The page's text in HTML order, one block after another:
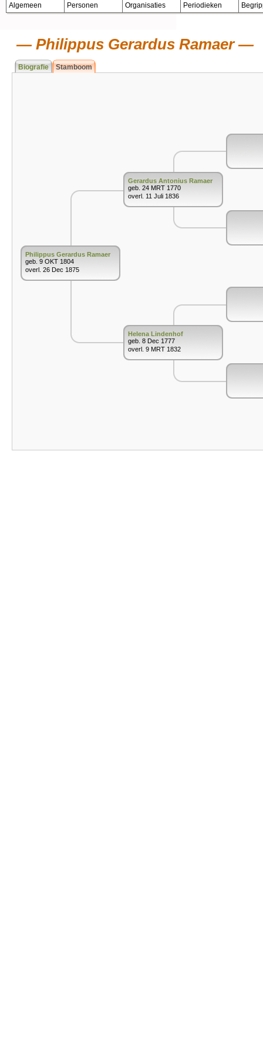
Algemeen Personen Organisaties Periodieken
Philippus Gerardus Ramaer
Biografie Stamboom
Philippus Gerardus Ramaer
geb. 9 OKT 1804
overl. 26 Dec 1875
Gerardus Antonius Ramaer
geb. 24 MRT 1770
overl. 11 Juli 1836
Helena Lindenhof
geb. 8 Dec 1777
overl. 9 MRT 1832